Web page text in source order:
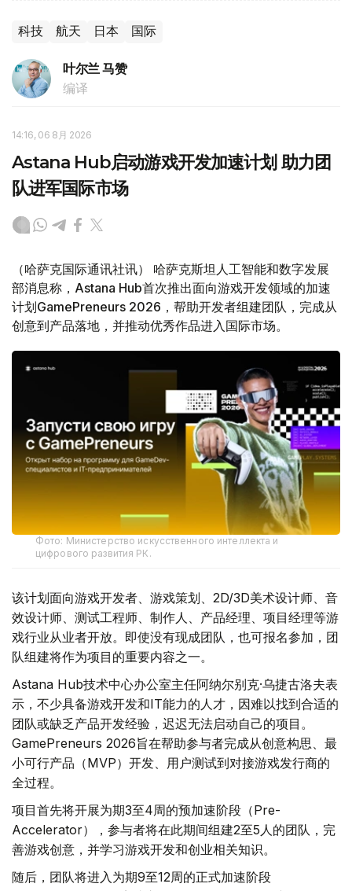
科技 航天 日本 国际
叶尔兰 马赞
编译
14:16, 06 8月 2026
Astana Hub启动游戏开发加速计划 助力团
队进军国际市场
（哈萨克国际通讯社讯） 哈萨克斯坦人工智能和数字发展
部消息称，Astana Hub首次推出面向游戏开发领域的加速
计划GamePreneurs 2026，帮助开发者组建团队，完成从
创意到产品落地，并推动优秀作品进入国际市场。
Фото: Министерство искусственного интеллекта и
цифрового развития РК.
该计划面向游戏开发者、游戏策划、2D/3D美术设计师、音
效设计师、测试工程师、制作人、产品经理、项目经理等游
戏行业从业者开放。即使没有现成团队，也可报名参加，团
队组建将作为项目的重要内容之一。
Astana Hub技术中心办公室主任阿纳尔别克·乌捷古洛夫表
示，不少具备游戏开发和IT能力的人才，因难以找到合适的
团队或缺乏产品开发经验，迟迟无法启动自己的项目。
GamePreneurs 2026旨在帮助参与者完成从创意构思、最
小可行产品（MVP）开发、用户测试到对接游戏发行商的
全过程。
项目首先将开展为期3至4周的预加速阶段（Pre-
Accelerator），参与者将在此期间组建2至5人的团队，完
善游戏创意，并学习游戏开发和创业相关知识。
随后，团队将进入为期9至12周的正式加速阶段